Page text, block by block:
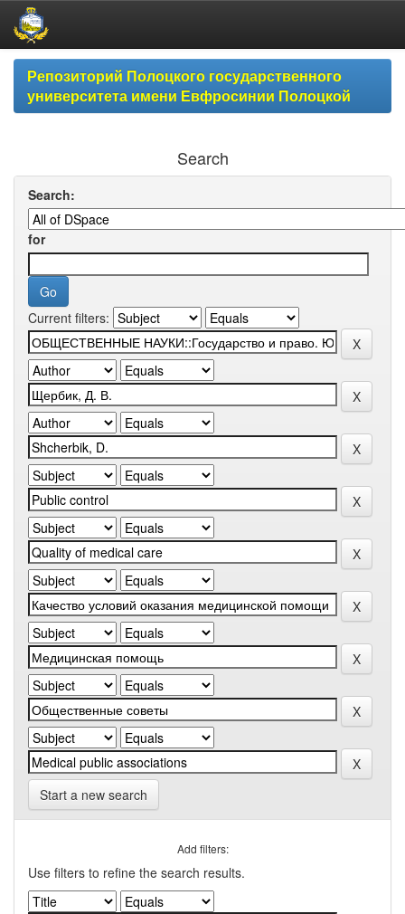
Skip
navigationРепозиторий Полоцкого государственного
университета имени Евфросинии Полоцкой
Search
Search:
for
Current filters:
Start a new search
Add filters:
Use filters to refine the search results.